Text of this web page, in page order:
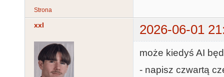
Strona
xxl 2026-06-01
może kiedyś AI
- napisz czwartą